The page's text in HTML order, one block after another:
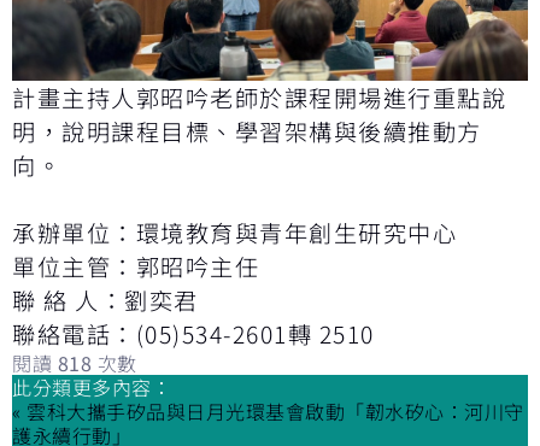
計畫主持人郭昭吟老師於課程開場進行重點說
明，說明課程目標、學習架構與後續推動方
向。
承辦單位：環境教育與青年創生研究中心
單位主管：郭昭吟主任
聯 絡 人：劉奕君
聯絡電話：(05)534-2601轉 2510
閱讀 818 次數
此分類更多內容：
« 雲科大攜手矽品與日月光環基會啟動「韌水矽心：河川守
護永續行動」